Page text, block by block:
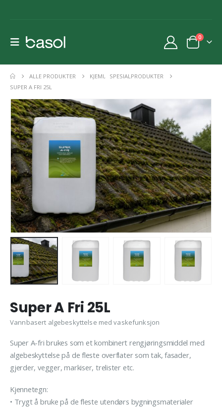
0
ALLE PRODUKTER KJEMI,
SPESIALPRODUKTER
SUPER A FRI 25L
Super A Fri 25L
Vannbasert algebeskyttelse med vaskefunksjon
Super A-fri brukes som et kombinert rengjøringsmiddel med
algebeskyttelse på de fleste overflater som tak, fasader,
gjerder, vegger, markiser, trelister etc.
Kjennetegn:
• Trygt å bruke på de fleste utendørs bygningsmaterialer